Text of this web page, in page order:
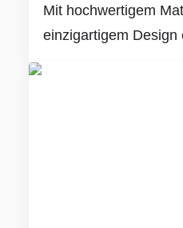
Mit hochwertigem
einzigartigem